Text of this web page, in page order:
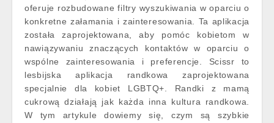
oferuje rozbudowane filtry wyszukiwania w oparciu o
konkretne załamania i zainteresowania. Ta aplikacja
została zaprojektowana, aby pomóc kobietom w
nawiązywaniu znaczących kontaktów w oparciu o
wspólne zainteresowania i preferencje. Scissr to
lesbijska aplikacja randkowa zaprojektowana
specjalnie dla kobiet LGBTQ+. Randki z mamą
cukrową działają jak każda inna kultura randkowa.
W tym artykule dowiemy się, czym są szybkie